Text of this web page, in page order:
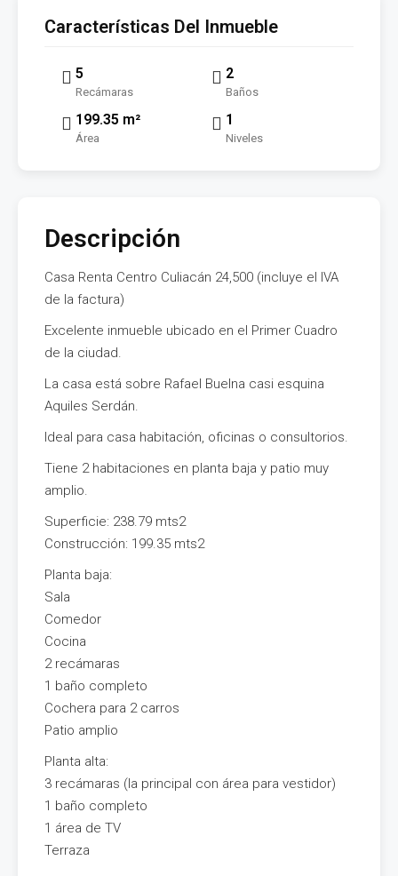
Características Del Inmueble
5
Recámaras
2
Baños
199.35 m²
Área
1
Niveles
Descripción
Casa Renta Centro Culiacán 24,500 (incluye el IVA
de la factura)
Excelente inmueble ubicado en el Primer Cuadro
de la ciudad.
La casa está sobre Rafael Buelna casi esquina
Aquiles Serdán.
Ideal para casa habitación, oficinas o consultorios.
Tiene 2 habitaciones en planta baja y patio muy
amplio.
Superficie: 238.79 mts2
Construcción: 199.35 mts2
Planta baja:
Sala
Comedor
Cocina
2 recámaras
1 baño completo
Cochera para 2 carros
Patio amplio
Planta alta:
3 recámaras (la principal con área para vestidor)
1 baño completo
1 área de TV
Terraza